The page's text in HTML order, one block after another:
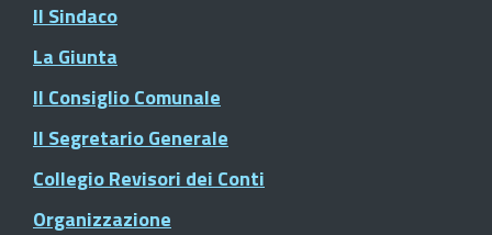
Il Sindaco
La Giunta
Il Consiglio Comunale
Il Segretario Generale
Collegio Revisori dei Conti
Organizzazione